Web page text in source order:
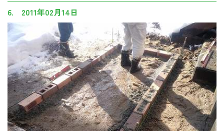
6. 2011年02月14日